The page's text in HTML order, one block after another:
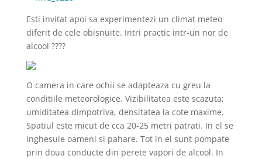
Esti invitat apoi sa experimentezi un climat meteo
diferit de cele obisnuite. Intri practic intr-un nor de
alcool ????
O camera in care ochii se adapteaza cu greu la
conditiile meteorologice. Vizibilitatea este scazuta;
umiditatea dimpotriva, densitatea la cote maxime.
Spatiul este micut de cca 20-25 metri patrati. In el se
inghesuie oameni si pahare. Tot in el sunt pompate
prin doua conducte din perete vapori de alcool. In